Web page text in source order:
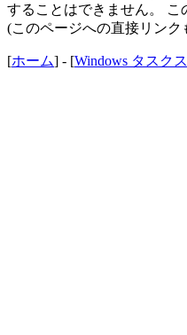
することはできません。 こ
(このページへの直接リンク
[ホーム] - [Windows タスク